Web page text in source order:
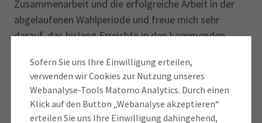
Sofern Sie uns Ihre Einwilligung erteilen,
verwenden wir Cookies zur Nutzung unseres
Webanalyse-Tools Matomo Analytics. Durch einen
Klick auf den Button „Webanalyse akzeptieren“
erteilen Sie uns Ihre Einwilligung dahingehend,
Zusammenarbeit und die erfolgreiche Arbeit in der
abgelaufenen Wahlperiode und freue mich sehr
darauf, das bislang Erreichte in den kommenden
wiedergewählten Mitgliedern fortzusetzen“, erklärt
Leicher. „Wir haben starke, engagierte und regional
verwurzelte Unternehmerinnen und Unternehmer in
unserem Ausschuss – die beste Voraussetzung dafür,